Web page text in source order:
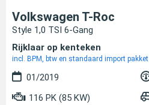
Volkswagen T-Roc
Style 1,0 TSI 6-Gang
Rijklaar op kenteken
incl. BPM, btw en standaard import pakket
01/2019
116 PK (85 KW)